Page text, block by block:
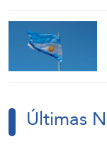
Últimas